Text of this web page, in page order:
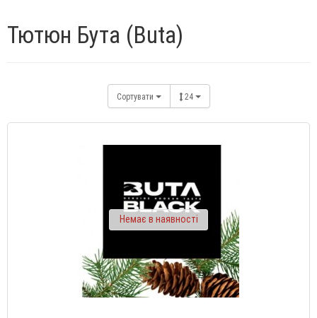
Тютюн Бута (Buta)
Сортувати 24
Немає в наявності